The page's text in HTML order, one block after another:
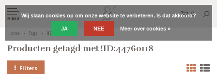
MENU
0
Home Tags !ID:44760118
Producten getagd met !ID:44760118
Filters
Wij slaan cookies op om onze website te verbeteren. Is dat akkoord?
JA NEE Meer over cookies »